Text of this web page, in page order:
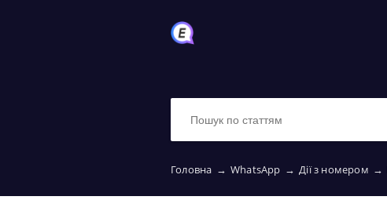
Головна → WhatsApp → Дії з номером →